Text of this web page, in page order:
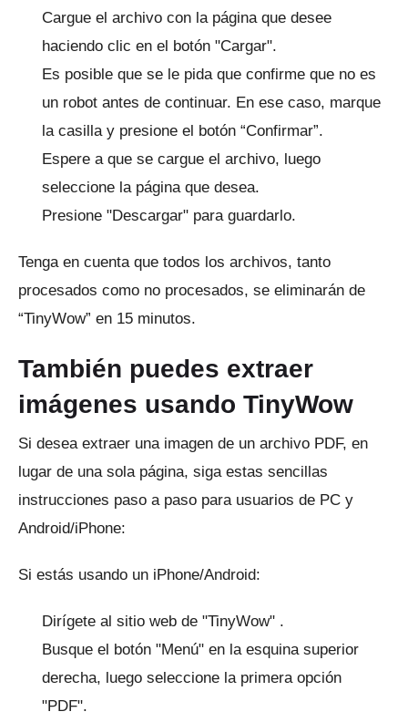
Cargue el archivo con la página que desee
haciendo clic en el botón "Cargar".
Es posible que se le pida que confirme que no es
un robot antes de continuar. En ese caso, marque
la casilla y presione el botón “Confirmar”.
Espere a que se cargue el archivo, luego
seleccione la página que desea.
Presione "Descargar" para guardarlo.
Tenga en cuenta que todos los archivos, tanto
procesados ​​como no procesados, se eliminarán de
“TinyWow” en 15 minutos.
También puedes extraer
imágenes usando TinyWow
Si desea extraer una imagen de un archivo PDF, en
lugar de una sola página, siga estas sencillas
instrucciones paso a paso para usuarios de PC y
Android/iPhone:
Si estás usando un iPhone/Android:
Dirígete al sitio web de "TinyWow" .
Busque el botón "Menú" en la esquina superior
derecha, luego seleccione la primera opción
"PDF".